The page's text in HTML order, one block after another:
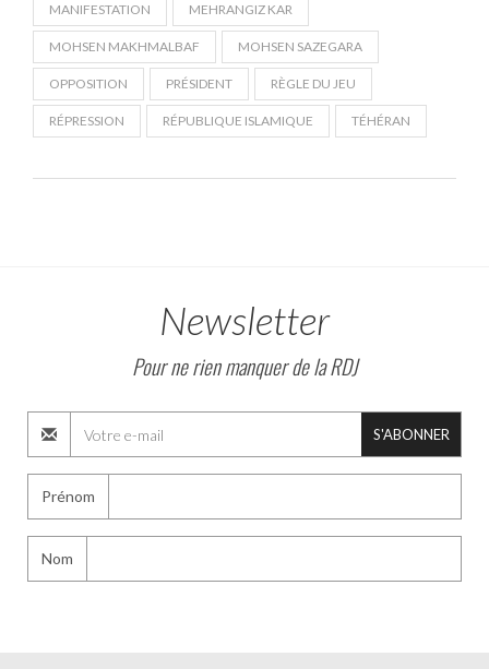
MANIFESTATION MEHRANGIZ KAR
MOHSEN MAKHMALBAF MOHSEN SAZEGARA
OPPOSITION PRÉSIDENT RÈGLE DU JEU
RÉPRESSION RÉPUBLIQUE ISLAMIQUE TÉHÉRAN
Newsletter
Pour ne rien manquer de la RDJ
S'ABONNER
Prénom
Nom